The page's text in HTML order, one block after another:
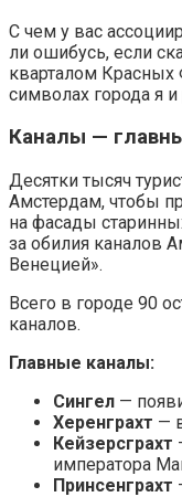
С чем у вас
ли ошибусь, если
кварталом
символах города я
Каналы —
Десятки тысяч
Амстердам, чтобы
на фасады
за обилия каналов
Венецией».
Всего в городе 90
каналов.
Главные каналы:
Сингел —
Херенграхт —
Кейзерсграхт
императора
Принсенграхт